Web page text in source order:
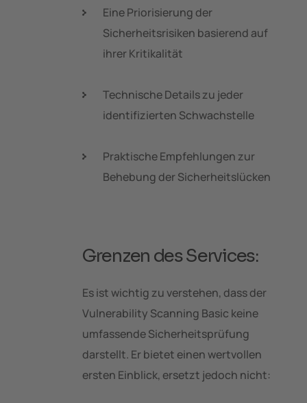
Eine Priorisierung der
Sicherheitsrisiken basierend auf
ihrer Kritikalität
Technische Details zu jeder
identifizierten Schwachstelle
Praktische Empfehlungen zur
Behebung der Sicherheitslücken
Grenzen des Services:
Es ist wichtig zu verstehen, dass der
Vulnerability Scanning Basic keine
umfassende Sicherheitsprüfung
darstellt. Er bietet einen wertvollen
ersten Einblick, ersetzt jedoch nicht: